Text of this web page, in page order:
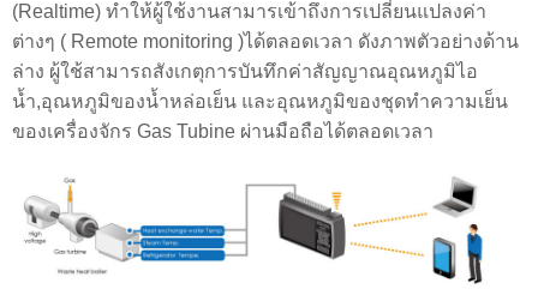
(Realtime) ทำให้ผู้ใช้งานสามารเข้าถึงการเปลี่ยนแปลงค่า
ต่างๆ ( Remote monitoring )ได้ตลอดเวลา ดังภาพตัวอย่างด้าน
ล่าง ผู้ใช้สามารถสังเกตุการบันทึกค่าสัญญาณอุณหภูมิไอ
น้ำ,อุณหภูมิของน้ำหล่อเย็น และอุณหภูมิของชุดทำความเย็น
ของเครื่องจักร Gas Tubine ผ่านมือถือได้ตลอดเวลา